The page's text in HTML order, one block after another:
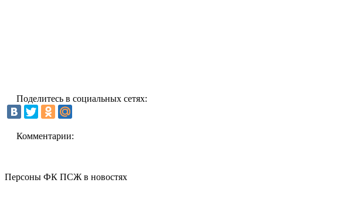
Поделитесь в социальных сетях:
Комментарии:
Персоны ФК ПСЖ в новостях